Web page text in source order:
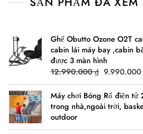
Ghế Obutto Ozone O2T
cabin lái máy bay ,cabin
được 3 màn hình
12.990.000₫ Original
price
was:
12.990.000
9.990.000
Máy chơi Bóng Rổ điện tử
trong nhà,ngoài trời,
outdoor